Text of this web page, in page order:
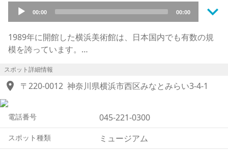
Audio
Player
00:00 00:00 keyboard_arrow_down
1989年に開館した横浜美術館は、日本国内でも有数の規
模を誇っています。
示室を備え、所蔵品の数は約1万2千点です。
著名な画家であるピカソやセザンヌ、ダリ、マグリットな
ん）などの作品も含まれています。
横浜美術館は美術館としての規模が大きいだけでなく、
人々の生活と密着した美術館でもあります。
スポット詳細情報
location_on 〒220-0012 神奈川県横浜市西区みなとみらい3-4-1
電話番号 045-221-0300
スポット種類 ミュージアム